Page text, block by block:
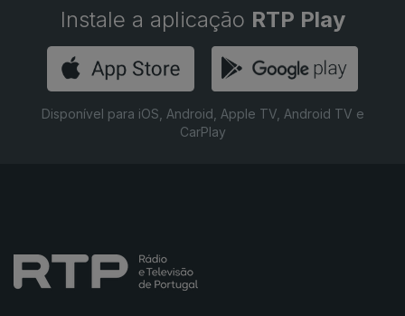
Instale a aplicação RTP Play
Disponível para iOS, Android, Apple TV, Android TV e
CarPlay